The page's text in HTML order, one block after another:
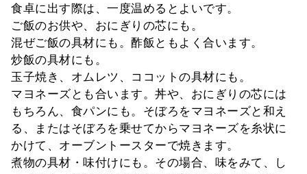
食卓に出す際は、一度温めるとよいです。
ご飯のお供や、おにぎりの芯にも。
混ぜご飯の具材にも。酢飯ともよく合います。
炒飯の具材にも。
玉子焼き、オムレツ、ココットの具材にも。
マヨネーズとも合います。丼や、おにぎりの芯には
もちろん、食パンにも。そぼろをマヨネーズと和え
る、またはそぼろを乗せてからマヨネーズを糸状に
かけて、オーブントースターで焼きます。
煮物の具材・味付けにも。その場合、味をみて、し